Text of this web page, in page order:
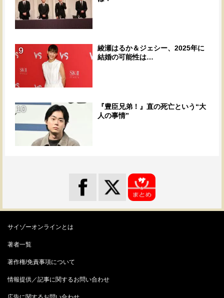
9
綾瀬はるか＆ジェシー、2025年に
結婚の可能性は…
10
『豊臣兄弟！』直の死亡という“大
人の事情”
サイゾーオンラインとは
著者一覧
著作権/免責事項について
情報提供／記事に関するお問い合わせ